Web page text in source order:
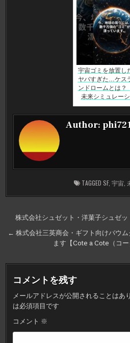
宇宙ゴミを放置し
ヤバすぎた…ケス
ンドロームとは？
未来シミュレーシ
Author:
TAGGED SF, 宇宙
投
稿
ビ
ゲ
ー
シ
ョ
ン
株式会社シュゼット・洋菓子シュゼ
← 株式会社三英商会・ギフト向けバウ
ます【Cote a Cote（コー
コメントを残す
メールアドレスが公開されることはあ
は必須項目です
コメント ※